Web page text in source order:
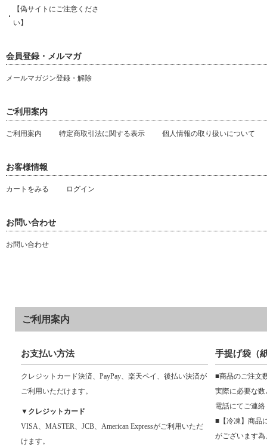
【偽サイトにご注意くださ
い】
会員登録・メルマガ
メールマガジン登録・解除
ご利用案内
ご利用案内 特定商取引法に関する表示 個人情報の取り扱いについて
お客様情報
カートをみる ログイン
お問い合わせ
お問い合わせ
ご利用案内
お支払い方法
クレジットカード決済、PayPay、楽天ペイ、後払い決済が
ご利用いただけます。
▼クレジットカード
VISA、MASTER、JCB、American Expressがご利用いただ
けます。
手提げ袋（
■商品のご注文
実際に必要な
電話にてご連
■【冷凍】商品
がございます